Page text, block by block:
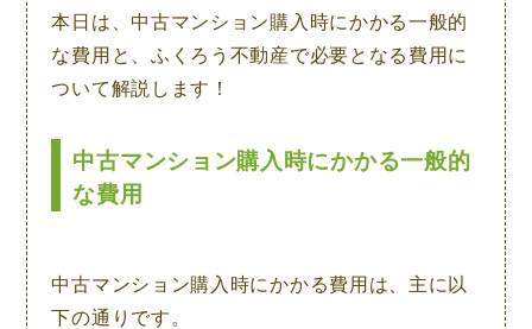
本日は、中古マンション購入時にかかる一般的
な費用と、ふくろう不動産で必要となる費用に
ついて解説します！
中古マンション購入時にかかる一般的
な費用
中古マンション購入時にかかる費用は、主に以
下の通りです。